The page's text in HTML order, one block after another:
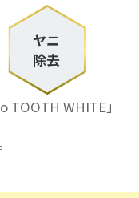
WHITE」